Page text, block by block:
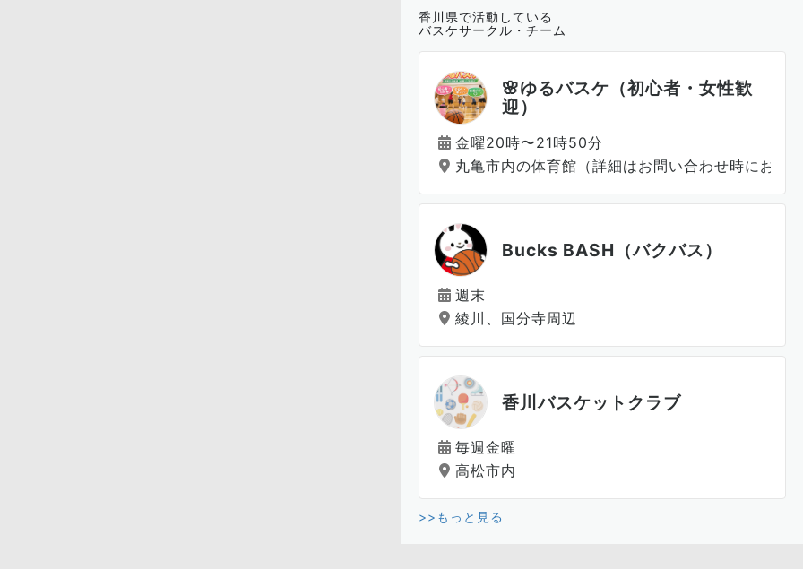
香川県で活動している
バスケサークル・チーム
🌸ゆるバスケ（初心者・女性歓
迎）
金曜20時〜21時50分
丸亀市内の体育館（詳細はお問い合わせ時にお伝え
Bucks BASH（バクバス）
週末
綾川、国分寺周辺
香川バスケットクラブ
毎週金曜
高松市内
>>もっと見る